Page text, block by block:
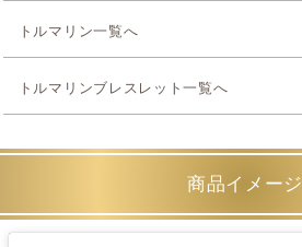
トルマリン一覧へ
トルマリンブレスレット一覧へ
商品イメージ